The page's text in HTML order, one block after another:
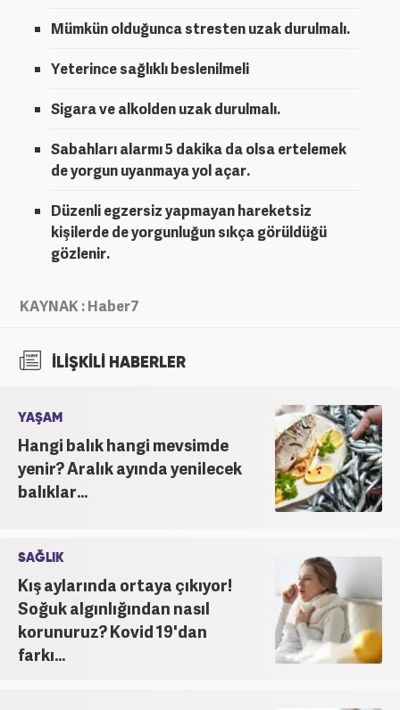
Mümkün olduğunca stresten uzak durulmalı.
Yeterince sağlıklı beslenilmeli
Sigara ve alkolden uzak durulmalı.
Sabahları alarmı 5 dakika da olsa ertelemek
de yorgun uyanmaya yol açar.
Düzenli egzersiz yapmayan hareketsiz
kişilerde de yorgunluğun sıkça görüldüğü
gözlenir.
KAYNAK : Haber7
İLİŞKİLİ HABERLER
YAŞAM
Hangi balık hangi mevsimde
yenir? Aralık ayında yenilecek
balıklar...
SAĞLIK
Kış aylarında ortaya çıkıyor!
Soğuk algınlığından nasıl
korunuruz? Kovid 19'dan
farkı...